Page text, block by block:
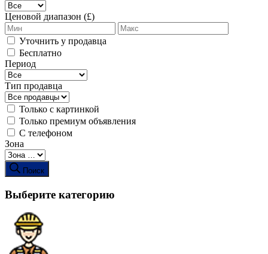
Ценовой диапазон (£)
Уточнить у продавца
Бесплатно
Период
Тип продавца
Только с картинкой
Только премиум объявления
С телефоном
Зона
Поиск
Выберите категорию